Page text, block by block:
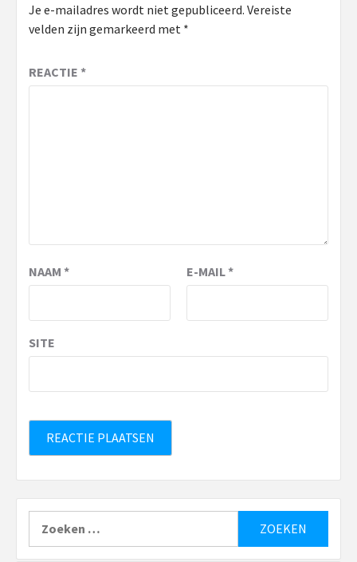
Je e-mailadres wordt niet gepubliceerd. Vereiste
velden zijn gemarkeerd met *
REACTIE *
NAAM * E-MAIL*
SITE
naar: